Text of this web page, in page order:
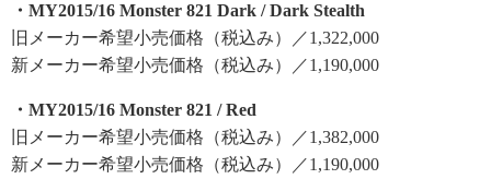
・MY2015/16 Monster 821 Dark / Dark Stealth
旧メーカー希望小売価格（税込み）／1,322,000
新メーカー希望小売価格（税込み）／1,190,000
・MY2015/16 Monster 821 / Red
旧メーカー希望小売価格（税込み）／1,382,000
新メーカー希望小売価格（税込み）／1,190,000